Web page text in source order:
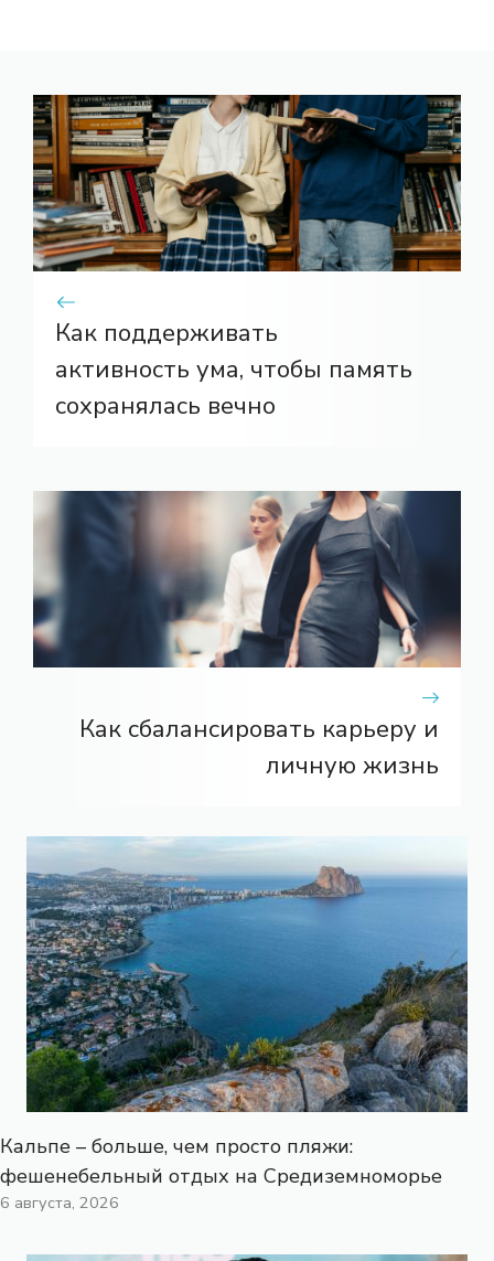
Как поддерживать
активность ума, чтобы память
сохранялась вечно
Как сбалансировать карьеру и
личную жизнь
Кальпе – больше, чем просто пляжи:
фешенебельный отдых на Средиземноморье
6 августа, 2026